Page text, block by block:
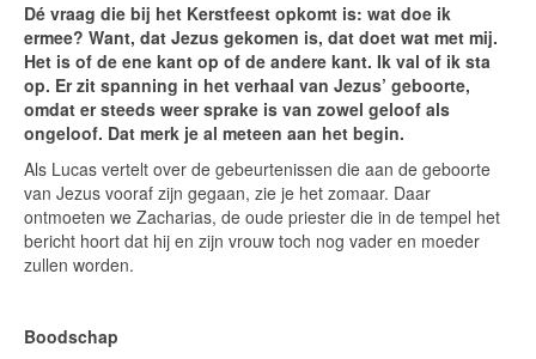
Dé vraag die bij het Kerstfeest opkomt is: wat doe ik
ermee? Want, dat Jezus gekomen is, dat doet wat met mij.
Het is of de ene kant op of de andere kant. Ik val of ik sta
op. Er zit spanning in het verhaal van Jezus’ geboorte,
omdat er steeds weer sprake is van zowel geloof als
ongeloof. Dat merk je al meteen aan het begin.
Als Lucas vertelt over de gebeurtenissen die aan de geboorte
van Jezus vooraf zijn gegaan, zie je het zomaar. Daar
ontmoeten we Zacharias, de oude priester die in de tempel het
bericht hoort dat hij en zijn vrouw toch nog vader en moeder
zullen worden.
Boodschap